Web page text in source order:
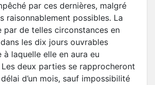
par ces dernières, malgré
raisonnablement possibles. La
par de telles circonstances en
dans les dix jours ouvrables
à laquelle elle en aura eu
deux parties se rapprocheront
d’un mois, sauf impossibilité